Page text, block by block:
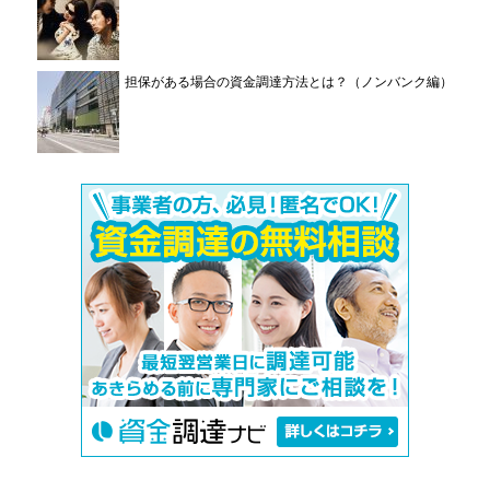
担保がある場合の資金調達方法とは？（ノンバンク編）